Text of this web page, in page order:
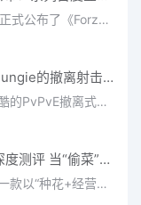
Playground Games 正式公布了《Forza Horizon 6》，这次备受赞誉的地平线嘉年华将首次驶入亚洲，落户日本。玩家
《马拉松》评测：Bungie的撤离射击硬核之作——痛苦是入场券，回报是顶级的
《马拉松》是一款严酷的PvPvE撤离式射击游戏，现已登陆PS5、Xbox Series X/S和PC。它继承了Bungie上世纪90年
《我的花园世界》深度测评 当“偷菜”遇上“奢侈品”
《我的花园世界》是一款以“种花+经营+社交”为核心的模拟经营类手游。游戏将玩家置于一个古风花园环境中，扮